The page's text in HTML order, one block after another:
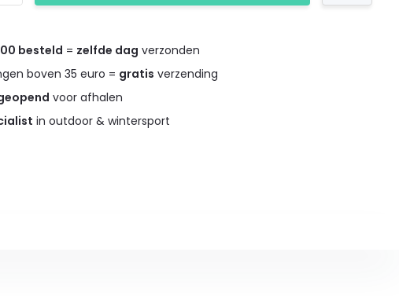
besteld = zelfde dag verzonden
boven 35 euro = gratis verzending
voor afhalen
in outdoor & wintersport